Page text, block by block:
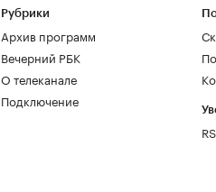
Рубрики
Архив программ
Вечерний РБК
О телеканале
Подключение